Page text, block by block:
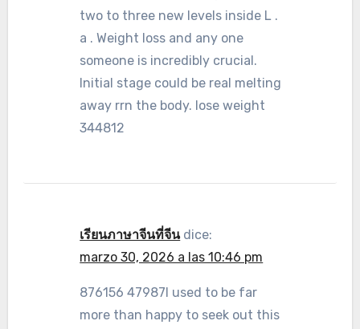
two to three new levels inside L .
a . Weight loss and any one
someone is incredibly crucial.
Initial stage could be real melting
away rrn the body. lose weight
344812
เรียนภาษาจีนที่จีน dice:
marzo 30, 2026 a las 10:46 pm
876156 47987I used to be far
more than happy to seek out this